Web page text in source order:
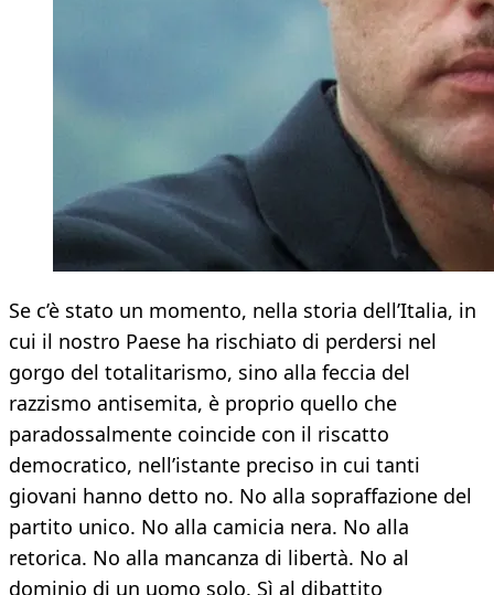
Se c’è stato un momento, nella storia dell’Italia, in
cui il nostro Paese ha rischiato di perdersi nel
gorgo del totalitarismo, sino alla feccia del
razzismo antisemita, è proprio quello che
paradossalmente coincide con il riscatto
democratico, nell’istante preciso in cui tanti
giovani hanno detto no. No alla sopraffazione del
partito unico. No alla camicia nera. No alla
retorica. No alla mancanza di libertà. No al
dominio di un uomo solo. Sì al dibattito